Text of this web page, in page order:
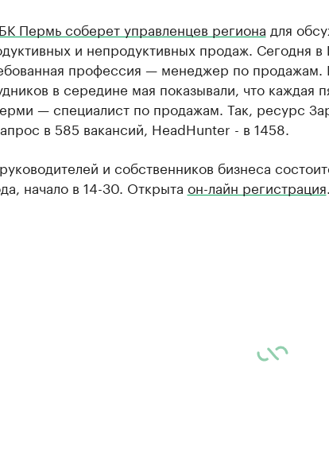
Пермь соберет управленцев региона для
и непродуктивных продаж. Сегодня
профессия — менеджер по продажам.
в середине мая показывали, что каждая
— специалист по продажам. Так, ресурс
в 585 вакансий, HeadHunter - в 1458.
и собственников бизнеса
начало в 14-30. Открыта он-лайн регистрация